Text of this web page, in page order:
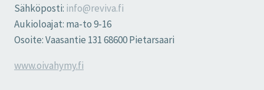
Sähköposti: info@reviva.fi
Aukioloajat: ma-to 9-16
Osoite: Vaasantie 131 68600 Pietarsaari
www.oivahymy.fi